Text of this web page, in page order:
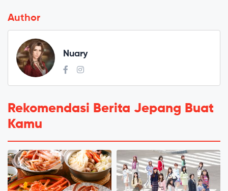
Author
Nuary
Rekomendasi Berita Jepang Buat
Kamu